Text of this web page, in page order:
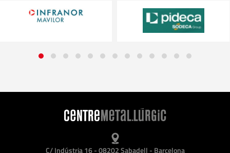
C/ Indústria 16 - 08202 Sabadell - Barcelona